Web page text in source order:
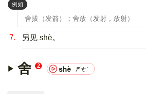
例如 ：
舍拔（发箭）；舍放（发射，放射）
7. 另见 shè。
舍 2 shè ㄕㄜˋ